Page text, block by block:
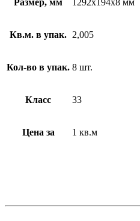
Размер, мм 1292x194x8 мм
Кв.м. в упак. 2,005
Кол-во в упак. 8 шт.
Класс 33
Цена за 1 кв.м